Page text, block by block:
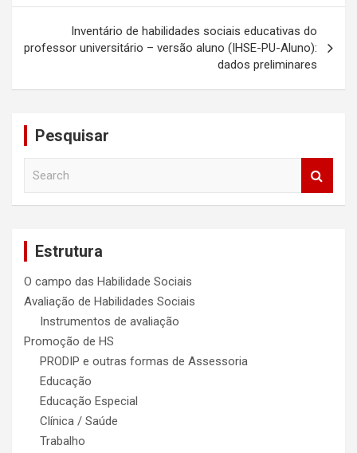
Inventário de habilidades sociais educativas do
professor universitário – versão aluno (IHSE-PU-Aluno):
dados preliminares
Pesquisar
Estrutura
O campo das Habilidade Sociais
Avaliação de Habilidades Sociais
Instrumentos de avaliação
Promoção de HS
PRODIP e outras formas de Assessoria
Educação
Educação Especial
Clínica / Saúde
Trabalho